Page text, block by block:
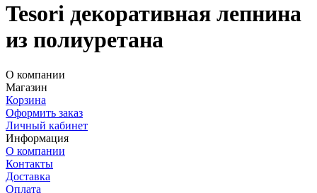
Tesori декоративная лепнина
из полиуретана
О компании
Магазин
Корзина
Оформить заказ
Личный кабинет
Информация
О компании
Контакты
Доставка
Оплата